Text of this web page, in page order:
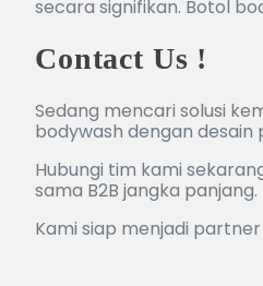
secara signifikan. Botol
Contact Us !
Sedang mencari solusi
bodywash dengan desain
Hubungi tim kami
sama B2B jangka panjang.
Kami siap menjadi